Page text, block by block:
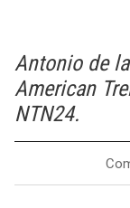
Antonio de
American
NTN24.